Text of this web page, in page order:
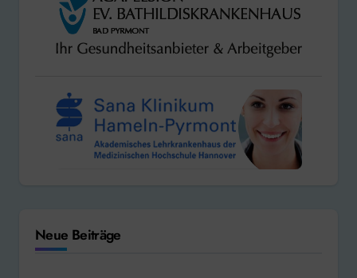
Neue Beiträge